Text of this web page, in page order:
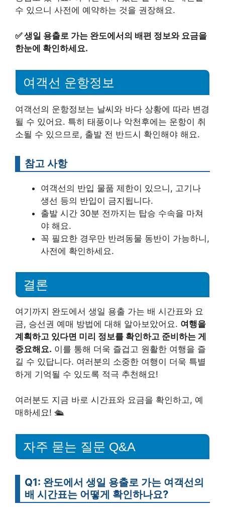
수 있으니 사전에 예약하는 것을 권장해요.
✅생일 용출로 가는 완도에서의 배편 정보와 요금을
한눈에 확인하세요.
여객선 운항정보
여객선의 운항정보는 날씨와 바다 상황에 따라 변경
될 수 있어요. 특히 태풍이나 악천후에는 운항이 취
소될 수 있으므로, 출발 전 반드시 확인해야 해요.
참고 사항
여객선의 반입 물품 제한이 있으니, 고기나
생선 등의 반입이 금지됩니다.
출발 시간 30분 전까지는 탑승 수속을 마쳐
야 해요.
꼭 필요한 경우만 반려동물 동반이 가능하니,
사전에 확인하세요.
결론
여기까지 완도에서 생일 용출 가는 배 시간표와 요
금, 승선권 예매 방법에 대해 알아보았어요. 여행을
계획하고 있다면 미리 정보를 확인하고 준비하는 게
중요해요. 이를 통해 더욱 즐겁고 원활한 여행을 즐
길 수 있답니다. 여러분의 소중한 여행이 더욱 특별
하게 기억될 수 있도록 적극 추천해요!
여러분도 지금 바로 시간표와 요금을 확인하고, 예
매하세요! 🛳️
자주 묻는 질문 Q&A
Q1: 완도에서 생일 용출로 가는 여객선의
배 시간표는 어떻게 확인하나요?